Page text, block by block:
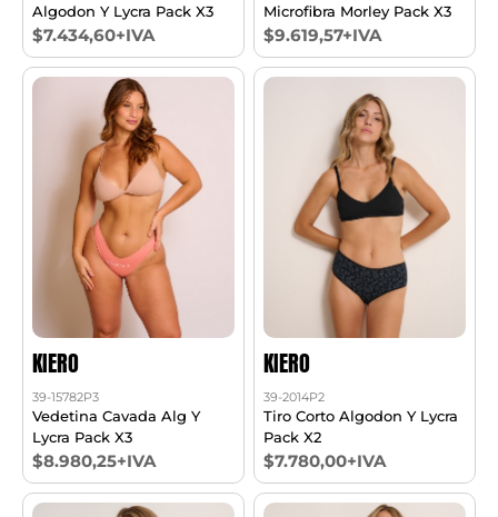
Algodon Y Lycra Pack X3
$7.434,60+IVA
Microfibra Morley Pack X3
$9.619,57+IVA
KIERO
39-15782P3
Vedetina Cavada Alg Y
Lycra Pack X3
$8.980,25+IVA
KIERO
39-2014P2
Tiro Corto Algodon Y Lycra
Pack X2
$7.780,00+IVA